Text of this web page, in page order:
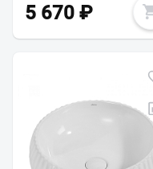
5 670 ₽